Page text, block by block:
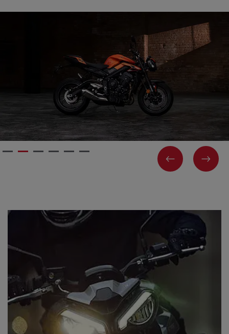
PREVIOUSNEXT